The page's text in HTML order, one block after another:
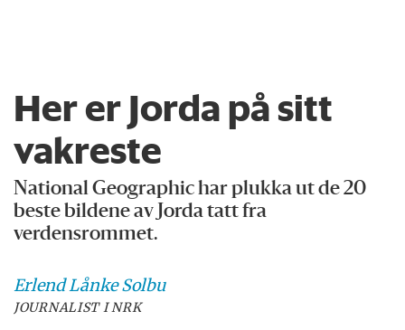
Her er Jorda på sitt
vakreste
National Geographic har plukka ut de 20
beste bildene av Jorda tatt fra
verdensrommet.
ErlendLånke Solbu
JOURNALIST I NRK